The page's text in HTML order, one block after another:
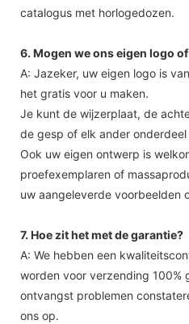
catalogus met horlogedozen.
6. Mogen we ons eigen logo
A: Jazeker, uw eigen logo is
het gratis voor u maken.
Je kunt de wijzerplaat, de
de gesp of elk ander onderdeel
Ook uw eigen ontwerp is
proefexemplaren of
uw aangeleverde voorbeelden
7. Hoe zit het met de garantie?
A: We hebben een
worden voor verzending 100%
ontvangst problemen
ons op.